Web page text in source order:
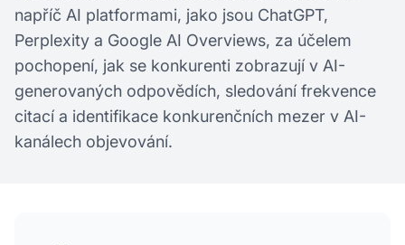
napříč AI platformami, jako jsou ChatGPT,
Perplexity a Google AI Overviews, za účelem
pochopení, jak se konkurenti zobrazují v AI-
generovaných odpovědích, sledování frekvence
citací a identifikace konkurenčních mezer v AI-
kanálech objevování.